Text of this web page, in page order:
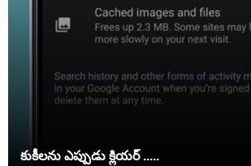
కుకీలను ఎప్పుడు క్లియర్ .....